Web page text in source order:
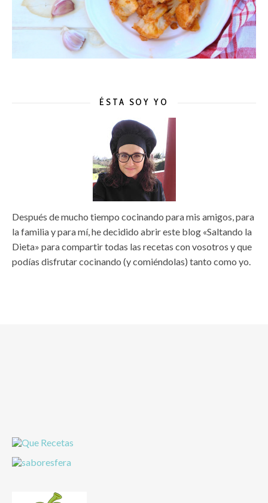
ÉSTA SOY YO
Después de mucho tiempo cocinando para mis amigos, para
la familia y para mí, he decidido abrir este blog «Saltando la
Dieta» para compartir todas las recetas con vosotros y que
podías disfrutar cocinando (y comiéndolas) tanto como yo.